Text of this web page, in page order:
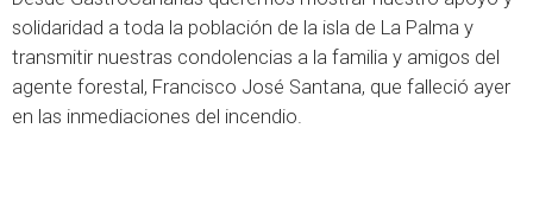
solidaridad a toda la población de la isla de La Palma y
transmitir nuestras condolencias a la familia y amigos del
agente forestal, Francisco José Santana, que falleció ayer
en las inmediaciones del incendio.